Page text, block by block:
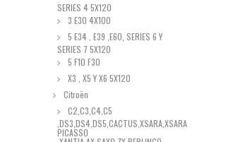
SERIES 4 5X120
3 E30 4X100
5 E34 , E39 ,E60, SERIES 6 Y
SERIES 7 5X120
5 F10 F30
X3 , X5 Y X6 5X120
Citroën
C2,C3,C4,C5
,DS3,DS4,DS5,CACTUS,XSARA,XSARA
PICASSO